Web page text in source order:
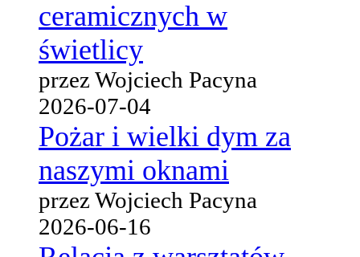
ceramicznych w
świetlicy
przez Wojciech Pacyna
2026-07-04
Pożar i wielki dym za
naszymi oknami
przez Wojciech Pacyna
2026-06-16